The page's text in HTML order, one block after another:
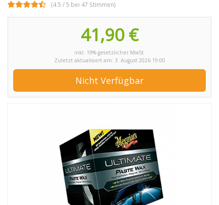
(4.5 / 5 bei 47 Stimmen)
41,90 €
inkl. 19% gesetzlicher MwSt.
Zuletzt aktualisiert am: 3. August 2026 19:00
Nicht Verfügbar